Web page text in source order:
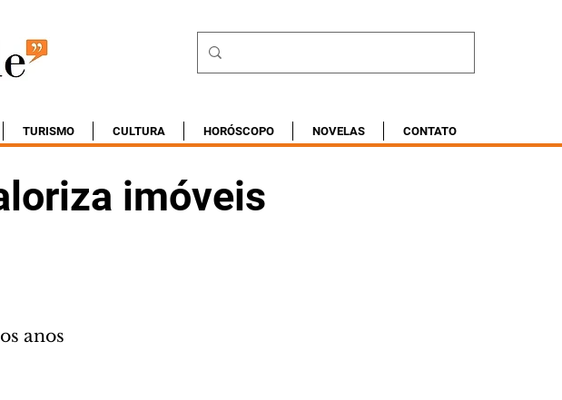
TURISMO CULTURA HORÓSCOPO NOVELAS CONTATO
imóveis
anos